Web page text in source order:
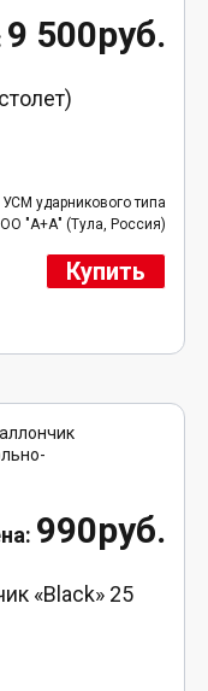
9 500руб.
УСМ ударникового типа
"А+А" (Тула, Россия)
Купить
990руб.
«Black» 25